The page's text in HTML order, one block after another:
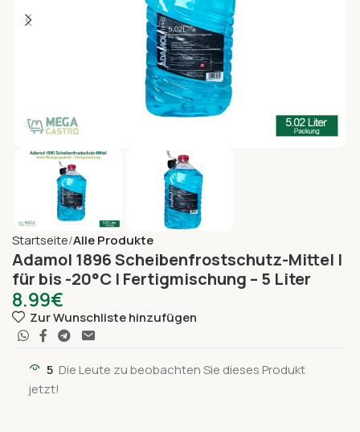
Startseite Alle Produkte
Adamol 1896 Scheibenfrostschutz-Mittel |
für bis -20°C | Fertigmischung – 5 Liter
8.99€
Zur Wunschliste hinzufügen
5 Die Leute zu beobachten Sie dieses Produkt
jetzt!